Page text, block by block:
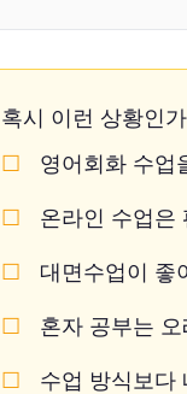
혹시 이런 상황인
영어회화 수업
온라인 수업은
대면수업이 좋
혼자 공부는
수업 방식보다